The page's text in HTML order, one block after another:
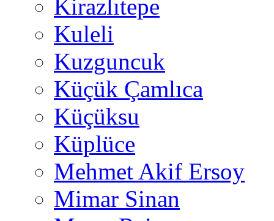
Kirazlıtepe
Kuleli
Kuzguncuk
Küçük Çamlıca
Küçüksu
Küplüce
Mehmet Akif Ersoy
Mimar Sinan